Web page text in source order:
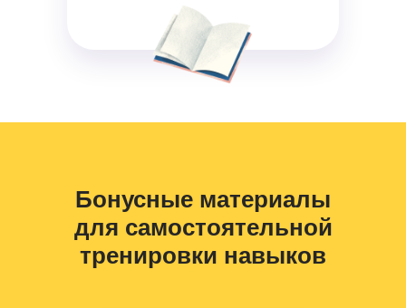
Бонусные материалы
для самостоятельной
тренировки навыков